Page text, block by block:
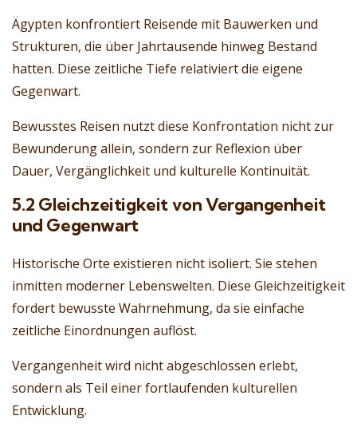
Ägypten konfrontiert Reisende mit Bauwerken und
Strukturen, die über Jahrtausende hinweg Bestand
hatten. Diese zeitliche Tiefe relativiert die eigene
Gegenwart.
Bewusstes Reisen nutzt diese Konfrontation nicht zur
Bewunderung allein, sondern zur Reflexion über
Dauer, Vergänglichkeit und kulturelle Kontinuität.
5.2 Gleichzeitigkeit von Vergangenheit
und Gegenwart
Historische Orte existieren nicht isoliert. Sie stehen
inmitten moderner Lebenswelten. Diese Gleichzeitigkeit
fordert bewusste Wahrnehmung, da sie einfache
zeitliche Einordnungen auflöst.
Vergangenheit wird nicht abgeschlossen erlebt,
sondern als Teil einer fortlaufenden kulturellen
Entwicklung.